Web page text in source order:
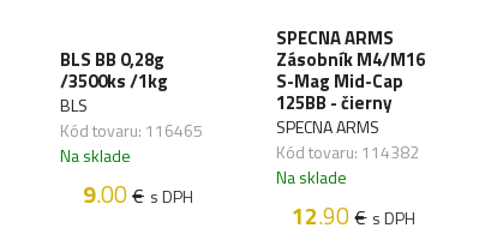
BLS BB 0,28g
/3500ks /1kg
BLS
Kód tovaru: 116465
Na sklade
9.00€ s DPH
SPECNA ARMS
Zásobník M4/M16
S-Mag Mid-Cap
125BB - čierny
SPECNA ARMS
Kód tovaru: 114382
Na sklade
12.90€ s DPH